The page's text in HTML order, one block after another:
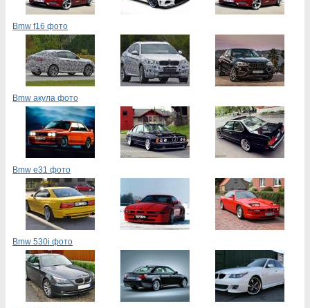
Bmw f16 фото
Bmw акула фото
Bmw e31 фото
Bmw 530i фото